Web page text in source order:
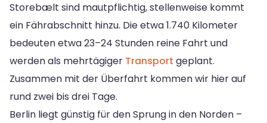
Storebælt sind mautpflichtig, stellenweise kommt
ein Fährabschnitt hinzu. Die etwa 1.740 Kilometer
bedeuten etwa 23–24 Stunden reine Fahrt und
werden als mehrtägiger Transport geplant.
Zusammen mit der Überfahrt kommen wir hier auf
rund zwei bis drei Tage.
Berlin liegt günstig für den Sprung in den Norden –